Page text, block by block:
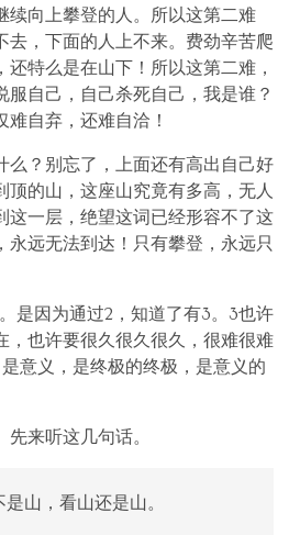
续向上攀登的人。所以这第二难
去，下面的人上不来。费劲辛苦爬
特么是在山下！所以这第二难，
服自己，自己杀死自己，我是谁？
自弃，还难自洽！
么？别忘了，上面还有高出自己好
顶的山，这座山究竟有多高，无人
这一层，绝望这词已经形容不了这
永远无法到达！只有攀登，永远只
是因为通过2，知道了有3。3也许
，也许要很久很久很久，很难很难
意义，是终极的终极，是意义的
来听这几句话。
山，看山还是山。